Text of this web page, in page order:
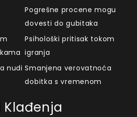
Pogrešne procene mogu
dovesti do gubitaka
Psihološki pritisak tokom
igranja
nudi Smanjena verovatnoća
dobitka s vremenom
Klađenja